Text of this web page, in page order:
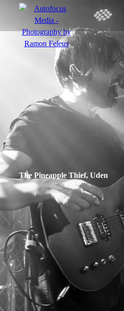
Actie
Portretten
Sfeer
nl
The Pineapple Thief, Uden